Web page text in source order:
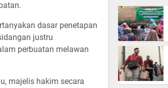
dasar penetapan
justru
perbuatan melawan
majelis hakim secara